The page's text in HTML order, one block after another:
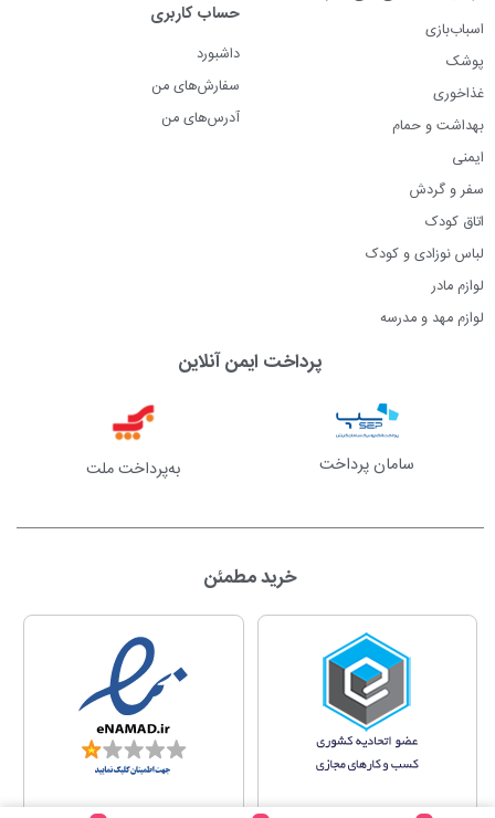
اسباب‌بازی
پوشک
غذاخوری
بهداشت و حمام
ایمنی
سفر و گردش
اتاق کودک
لباس نوزادی و کودک
لوازم مادر
لوازم مهد و مدرسه
حساب کاربری
داشبورد
سفارش‌های من
آدرس‌های من
پرداخت ایمن آنلاین
سامان پرداخت به‌پرداخت ملت
خرید مطمئن